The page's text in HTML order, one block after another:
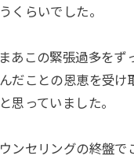
くらいでした。
あこの緊張過多をず
だことの恩恵を受け
思っていました。
ンセリングの終盤で